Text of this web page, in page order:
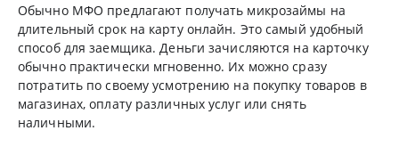
Обычно МФО предлагают получать микрозаймы на
длительный срок на карту онлайн. Это самый удобный
способ для заемщика. Деньги зачисляются на карточку
обычно практически мгновенно. Их можно сразу
потратить по своему усмотрению на покупку товаров в
магазинах, оплату различных услуг или снять
наличными.